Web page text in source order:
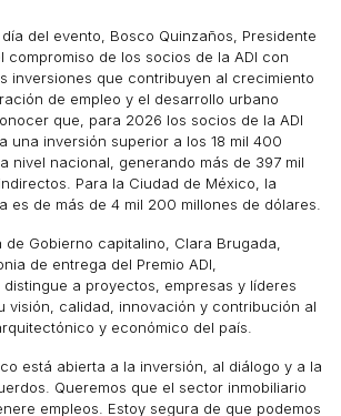
del evento, Bosco Quinzaños, Presidente
compromiso de los socios de la ADI con
inversiones que contribuyen al crecimiento
de empleo y el desarrollo urbano
que, para 2026 los socios de la ADI
una inversión superior a los 18 mil 400
nivel nacional, generando más de 397 mil
Para la Ciudad de México, la
es de más de 4 mil 200 millones de dólares.
de Gobierno capitalino, Clara Brugada,
de entrega del Premio ADI,
a proyectos, empresas y líderes
visión, calidad, innovación y contribución al
y económico del país.
está abierta a la inversión, al diálogo y a la
Queremos que el sector inmobiliario
empleos. Estoy segura de que podemos